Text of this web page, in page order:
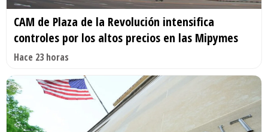
CAM de Plaza de la Revolución intensifica
controles por los altos precios en las Mipymes
Hace 23 horas